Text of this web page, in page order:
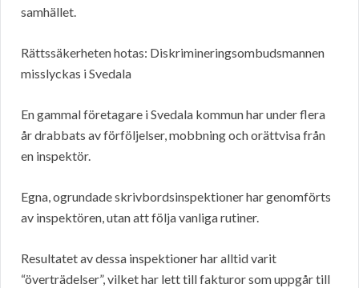
samhället.
Rättssäkerheten hotas: Diskrimineringsombudsmannen
misslyckas i Svedala
En gammal företagare i Svedala kommun har under flera
år drabbats av förföljelser, mobbning och orättvisa från
en inspektör.
Egna, ogrundade skrivbordsinspektioner har genomförts
av inspektören, utan att följa vanliga rutiner.
Resultatet av dessa inspektioner har alltid varit
“överträdelser”, vilket har lett till fakturor som uppgår till